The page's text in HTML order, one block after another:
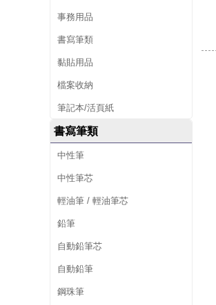
事務用品
書寫筆類
黏貼用品
檔案收納
筆記本/活頁紙
書寫筆類
中性筆
中性筆芯
輕油筆 / 輕油筆芯
鉛筆
自動鉛筆芯
自動鉛筆
鋼珠筆